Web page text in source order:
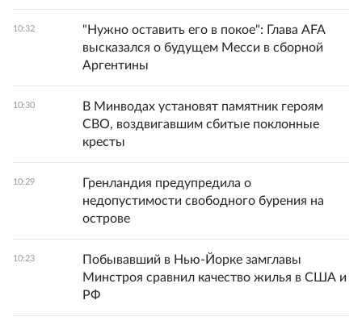
10:32
"Нужно оставить его в покое": Глава AFA
высказался о будущем Месси в сборной
Аргентины
10:30
В Минводах установят памятник героям
СВО, воздвигавшим сбитые поклонные
кресты
10:29
Гренландия предупредила о
недопустимости свободного бурения на
острове
10:23
Побывавший в Нью-Йорке замглавы
Минстроя сравнил качество жилья в США и
РФ